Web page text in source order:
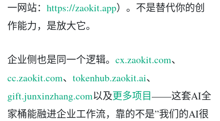
一网站： https://zaokit.app）。不是替代你的创
作能力，是放大它。
企业侧也是同一个逻辑。 cx.zaokit.com、
cc.zaokit.com、 tokenhub.zaokit.ai、
gift.junxinzhang.com以及更多项目——这套AI全
家桶能融进企业工作流，靠的不是”我们的AI很